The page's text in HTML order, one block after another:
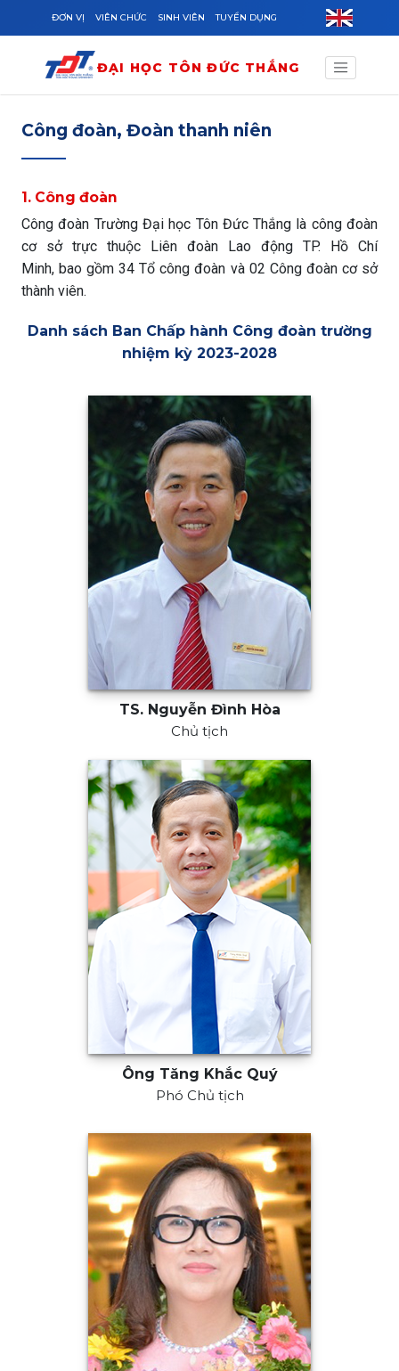
Skip to main content
ĐƠN VỊ VIÊN CHỨC SINH VIÊN TUYỂN DỤNG
ĐẠI HỌC TÔN ĐỨC THẮNG
Công đoàn, Đoàn thanh niên
1. Công đoàn
Công đoàn Trường Đại học Tôn Đức Thắng là công đoàn
cơ sở trực thuộc Liên đoàn Lao động TP. Hồ Chí
Minh, bao gồm 34 Tổ công đoàn và 02 Công đoàn cơ sở
thành viên.
Danh sách Ban Chấp hành Công đoàn trường
nhiệm kỳ 2023-2028
TS. Nguyễn Đình Hòa
Chủ tịch
Ông Tăng Khắc Quý
Phó Chủ tịch